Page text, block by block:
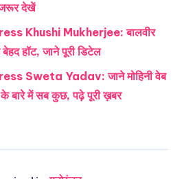
जरूर देखें
Khushi Mukherjee: बालवीर
हॉट, जाने पूरी डिटेल
Sweta Yadav: जाने मोहिनी वेब
बारे में सब कुछ, पढ़े पूरी ख़बर